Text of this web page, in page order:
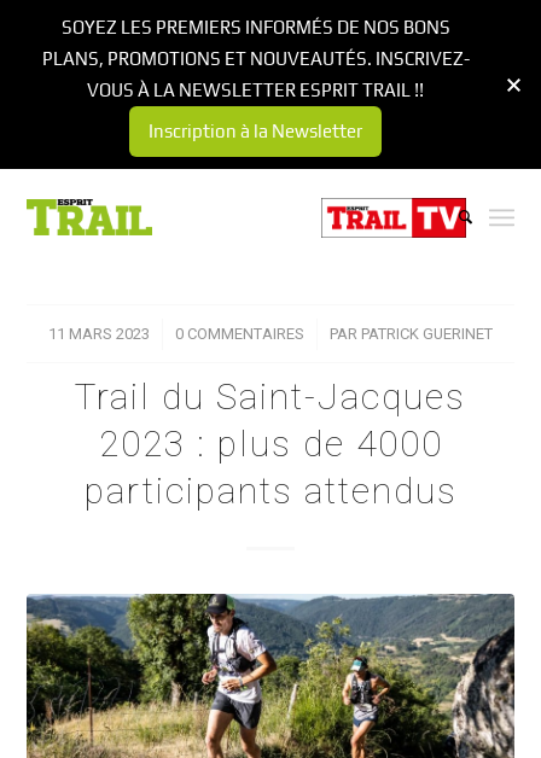
11 MARS 2023
/ 0 COMMENTAIRES
/ PAR PATRICK GUERINET
Trail du Saint-Jacques
2023 : plus de 4000
participants attendus
SOYEZ LES PREMIERS INFORMÉS DE NOS BONS
PLANS, PROMOTIONS ET NOUVEAUTÉS. INSCRIVEZ-
VOUS À LA NEWSLETTER ESPRIT TRAIL !!
Inscription à la Newsletter